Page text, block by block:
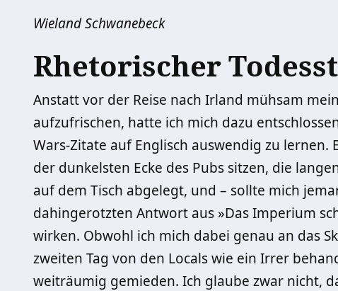
Wieland Schwanebeck
Rhetorischer
Anstatt vor der Reise nach Irland mühsam
aufzufrischen, hatte ich mich dazu
Wars-Zitate auf Englisch auswendig zu
der dunkelsten Ecke des Pubs sitzen, die
auf dem Tisch abgelegt, und – sollte mich
dahingerotzten Antwort aus »Das Imperium
wirken. Obwohl ich mich dabei genau an das
zweiten Tag von den Locals wie ein Irrer
weiträumig gemieden. Ich glaube zwar nicht,